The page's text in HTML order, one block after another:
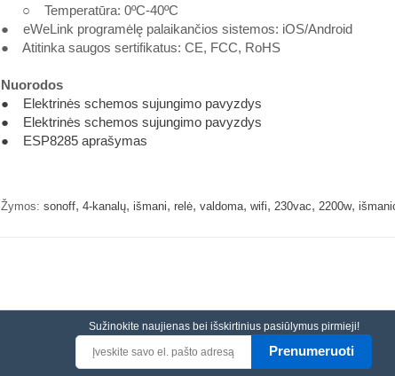
○ Temperatūra: 0ºC-40ºC
● eWeLink programėlę palaikančios sistemos: iOS/Android
● Atitinka saugos sertifikatus: CE, FCC, RoHS
Nuorodos
● Elektrinės schemos sujungimo pavyzdys
● Elektrinės schemos sujungimo pavyzdys
● ESP8285 aprašymas
Žymos: sonoff, 4-kanalų, išmani, relė, valdoma, wifi, 230vac, 2200w,
Sužinokite naujienas bei išskirtinius pasiūlymus pirmieji!
Prenumeruoti